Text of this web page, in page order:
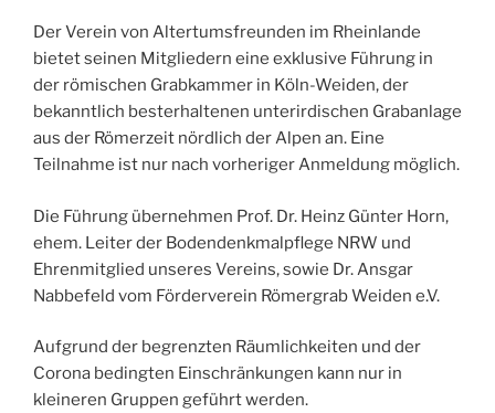
Der Verein von Altertumsfreunden im Rheinlande
bietet seinen Mitgliedern eine exklusive Führung in
der römischen Grabkammer in Köln-Weiden, der
bekanntlich besterhaltenen unterirdischen Grabanlage
aus der Römerzeit nördlich der Alpen an. Eine
Teilnahme ist nur nach vorheriger Anmeldung möglich.
Die Führung übernehmen Prof. Dr. Heinz Günter Horn,
ehem. Leiter der Bodendenkmalpflege NRW und
Ehrenmitglied unseres Vereins, sowie Dr. Ansgar
Nabbefeld vom Förderverein Römergrab Weiden e.V.
Aufgrund der begrenzten Räumlichkeiten und der
Corona bedingten Einschränkungen kann nur in
kleineren Gruppen geführt werden.